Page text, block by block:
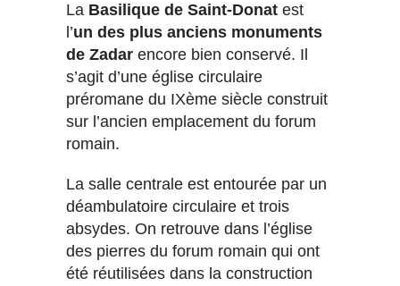
La Basilique de Saint-Donat est
l’un des plus anciens monuments
de Zadar encore bien conservé. Il
s’agit d’une église circulaire
préromane du IXème siècle construit
sur l’ancien emplacement du forum
romain.
La salle centrale est entourée par un
déambulatoire circulaire et trois
absydes. On retrouve dans l’église
des pierres du forum romain qui ont
été réutilisées dans la construction